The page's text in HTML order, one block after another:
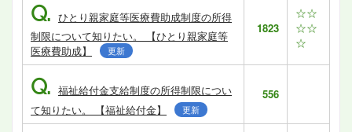
Q. ひとり親家庭等医療費助成制度の所得
制限について知りたい。 【ひとり親家庭等
医療費助成】
更新
1823
☆☆
☆☆
☆
Q. 福祉給付金支給制度の所得制限につい
て知りたい。 【福祉給付金】
更新
556